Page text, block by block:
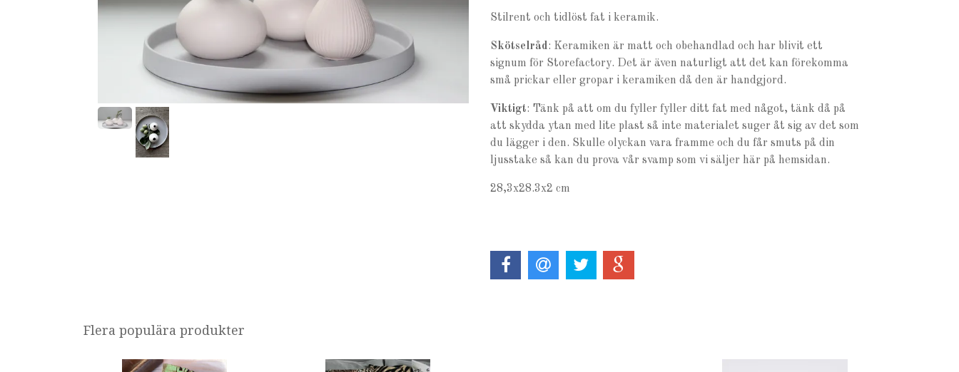
Stilrent och tidlöst fat i keramik.
Skötselråd: Keramiken är matt och obehandlad och har blivit ett
signum för Storefactory. Det är även naturligt att det kan förekomma
små prickar eller gropar i keramiken då den är handgjord.
Viktigt: Tänk på att om du fyller fyller ditt fat med något, tänk då på
att skydda ytan med lite plast så inte materialet suger åt sig av det som
du lägger i den. Skulle olyckan vara framme och du får smuts på din
ljusstake så kan du prova vår svamp som vi säljer här på hemsidan.
28,3x28.3x2 cm
Flera populära produkter